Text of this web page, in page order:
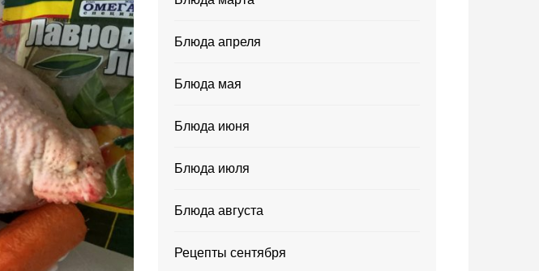
Блюда апреля
Блюда мая
Блюда июня
Блюда июля
Блюда августа
Рецепты сентября